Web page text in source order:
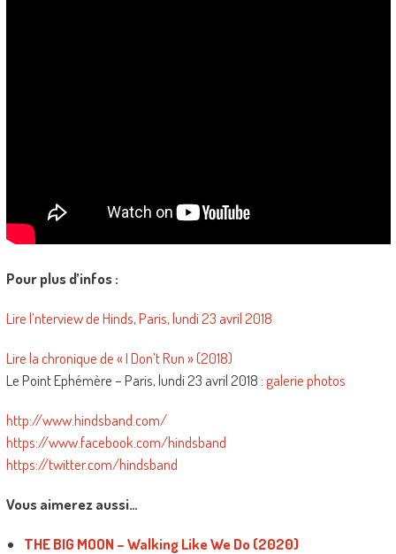
Pour plus d’infos :
Lire l’nterview de Hinds, Paris, lundi 23 avril 2018
Lire la chronique de « I Don’t Run » (2018)
Le Point Ephémère – Paris, lundi 23 avril 2018 :galerie photos
http://www.hindsband.com/
https://www.facebook.com/hindsband
https://twitter.com/hindsband
Vous aimerez aussi…
THE BIG MOON – Walking Like We Do (2020)